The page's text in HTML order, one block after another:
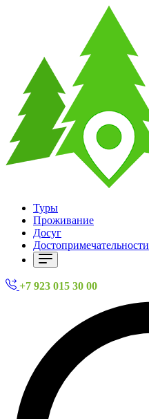
Туры
Проживание
Досуг
Достопримечательности
+7 923 015 30 00